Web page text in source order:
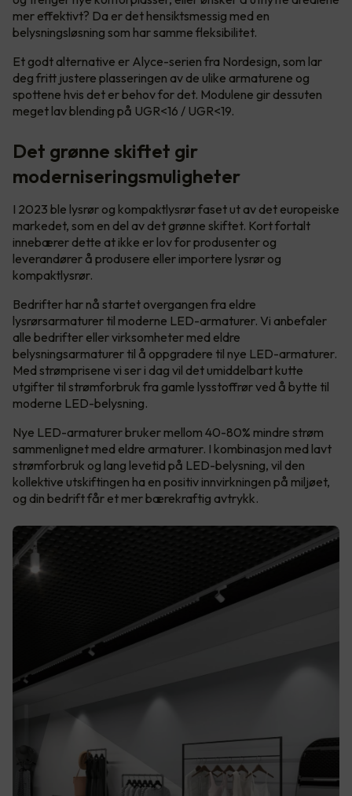
mer effektivt? Da er det hensiktsmessig med en
belysningsløsning som har samme fleksibilitet.
Et godt alternative er Alyce-serien fra Nordesign, som lar
deg fritt justere plasseringen av de ulike armaturene og
spottene hvis det er behov for det. Modulene gir dessuten
meget lav blending på UGR<16 / UGR<19.
Det grønne skiftet gir
moderniseringsmuligheter
I 2023 ble lysrør og kompaktlysrør faset ut av det europeiske
markedet, som en del av det grønne skiftet. Kort fortalt
innebærer dette at ikke er lov for produsenter og
leverandører å produsere eller importere lysrør og
kompaktlysrør.
Bedrifter har nå startet overgangen fra eldre
lysrørsarmaturer til moderne LED-armaturer. Vi anbefaler
alle bedrifter eller virksomheter med eldre
belysningsarmaturer til å oppgradere til nye LED-armaturer.
Med strømprisene vi ser i dag vil det umiddelbart kutte
utgifter til strømforbruk fra gamle lysstoffrør ved å bytte til
moderne LED-belysning.
Nye LED-armaturer bruker mellom 40-80% mindre strøm
sammenlignet med eldre armaturer. I kombinasjon med lavt
strømforbruk og lang levetid på LED-belysning, vil den
kollektive utskiftingen ha en positiv innvirkningen på miljøet,
og din bedrift får et mer bærekraftig avtrykk.